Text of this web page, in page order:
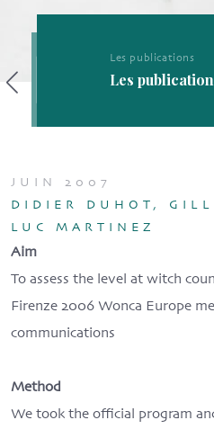
Les publications
Les
JUIN 2007
DIDIER DUHOT,
LUC MARTINEZ
Aim
To assess the level at witch
Firenze 2006 Wonca Europe
communications
Method
We took the official program